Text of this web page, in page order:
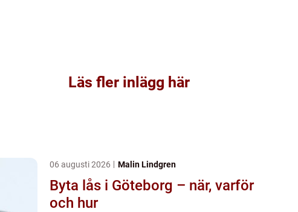
Läs fler inlägg här
06 augusti 2026 Malin Lindgren
Byta lås i Göteborg – när, varför
och hur